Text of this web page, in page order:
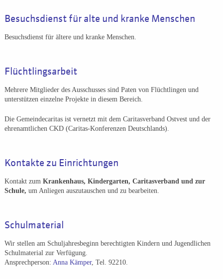
Besuchsdienst für alte und kranke Menschen
Besuchsdienst für ältere und kranke Menschen.
Flüchtlingsarbeit
Mehrere Mitglieder des Ausschusses sind Paten von Flüchtlingen und
unterstützen einzelne Projekte in diesem Bereich.
Die Gemeindecaritas ist vernetzt mit dem Caritasverband Ostvest und der
ehrenamtlichen CKD (Caritas-Konferenzen Deutschlands).
Kontakte zu Einrichtungen
Kontakt zum Krankenhaus, Kindergarten, Caritasverband und zur
Schule, um Anliegen auszutauschen und zu bearbeiten.
Schulmaterial
Wir stellen am Schuljahresbeginn berechtigten Kindern und Jugendlichen
Schulmaterial zur Verfügung.
Ansprechperson: Anna Kämper, Tel. 92210.